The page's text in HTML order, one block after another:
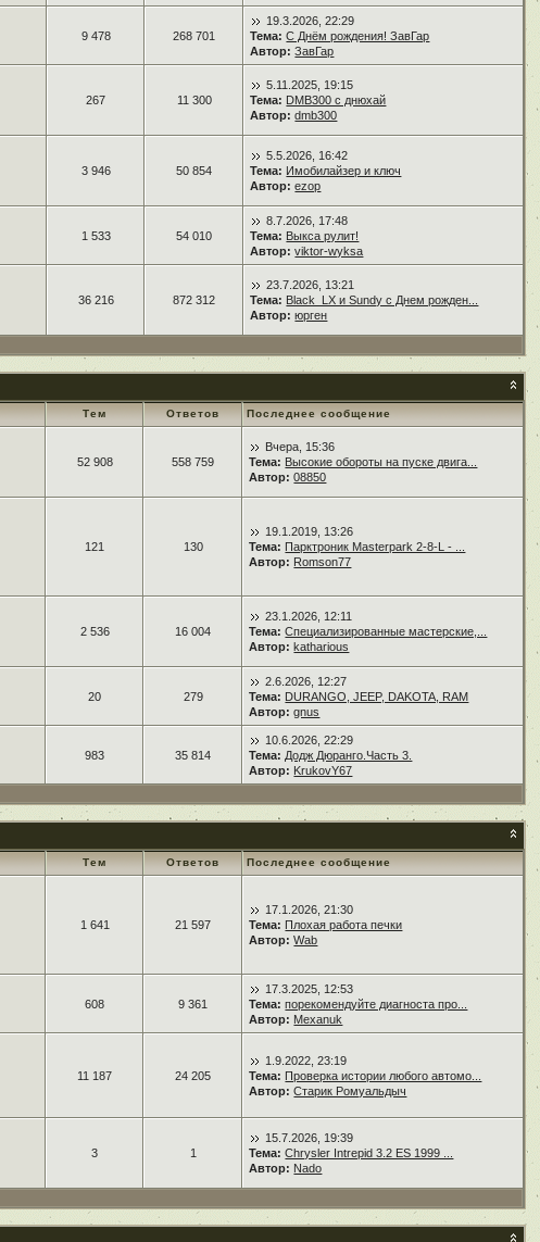
9 478 268 701
19.3.2026, 22:29
Тема: С Днём рождения! ЗавГар
Автор: ЗавГар
267 11 300
5.11.2025, 19:15
Тема: DMB300 с днюхай
Автор: dmb300
3 946 50 854
5.5.2026, 16:42
Тема: Имобилайзер и ключ
Автор: ezop
1 533 54 010
8.7.2026, 17:48
Тема: Выкса рулит!
Автор: viktor-wyksa
36 216 872 312
23.7.2026, 13:21
Тема: Black_LX и Sundy с Днем рожден...
Автор: юрген
Тем Ответов Последнее сообщение
52 908 558 759
Вчера, 15:36
Тема: Высокие обороты на пуске двига...
Автор: 08850
121 130
19.1.2019, 13:26
Тема: Парктроник Masterpark 2-8-L - ...
Автор: Romson77
2 536 16 004
23.1.2026, 12:11
Тема: Специализированные мастерские,...
Автор: katharious
20 279
2.6.2026, 12:27
Тема: DURANGO, JEEP, DAKOTA, RAM
Автор: gnus
983 35 814
10.6.2026, 22:29
Тема: Додж Дюранго.Часть 3.
Автор: KrukovY67
Тем Ответов Последнее сообщение
1 641 21 597
17.1.2026, 21:30
Тема: Плохая работа печки
Автор: Wab
608 9 361
17.3.2025, 12:53
Тема: порекомендуйте диагноста про...
Автор: Mexanuk
11 187 24 205
1.9.2022, 23:19
Тема: Проверка истории любого автомо...
Автор: Старик Ромуальдыч
3 1
15.7.2026, 19:39
Тема: Chrysler Intrepid 3.2 ES 1999 ...
Автор: Nado